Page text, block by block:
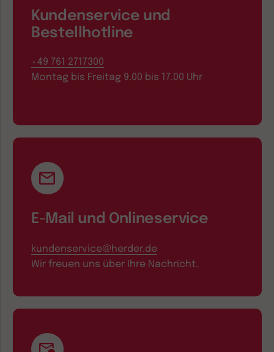
Kundenservice und
Bestellhotline
+49 761 2717300
Montag bis Freitag 9.00 bis 17.00 Uhr
E-Mail und Onlineservice
kundenservice@herder.de
Wir freuen uns über Ihre Nachricht.